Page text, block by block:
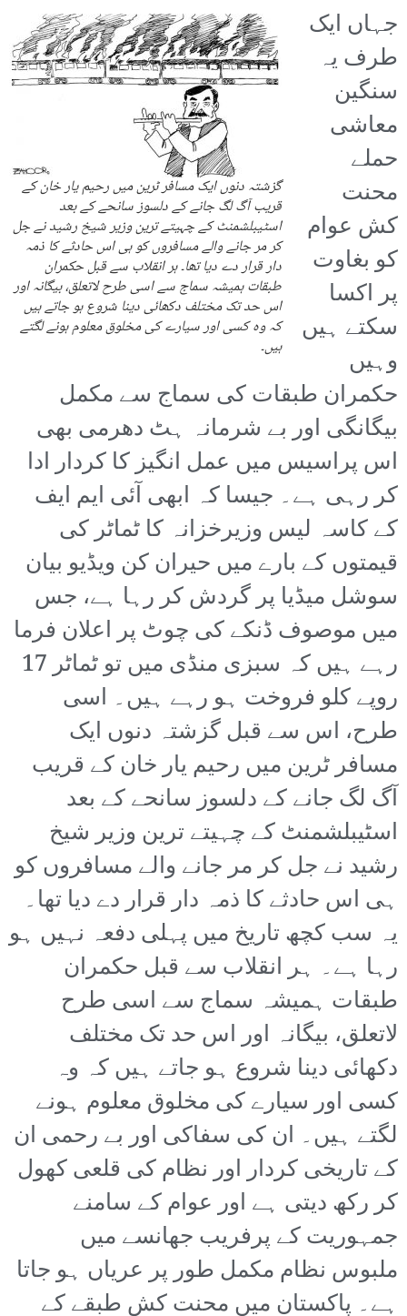
گزشتہ دنوں ایک مسافر ٹرین میں رحیم یار خان کے
قریب آگ لگ جانے کے دلسوز سانحے کے بعد
اسٹیبلشمنٹ کے چہیتے ترین وزیر شیخ رشید نے جل
کر مر جانے والے مسافروں کو ہی اس حادثے کا ذمہ
دار قرار دے دیا تھا۔ ہر انقلاب سے قبل حکمران
طبقات ہمیشہ سماج سے اسی طرح لاتعلق، بیگانہ اور
اس حد تک مختلف دکھائی دینا شروع ہو جاتے ہیں
کہ وہ کسی اور سیارے کی مخلوق معلوم ہونے لگتے
ہیں۔
جہاں ایک
طرف یہ
سنگین
معاشی
حملے
محنت
کش عوام
کو بغاوت
پر اکسا
سکتے ہیں
وہیں
حکمران طبقات کی سماج سے مکمل
بیگانگی اور بے شرمانہ ہٹ دھرمی بھی
اس پراسیس میں عمل انگیز کا کردار ادا
کر رہی ہے۔ جیسا کہ ابھی آئی ایم ایف
کے کاسہ لیس وزیرخزانہ کا ٹماٹر کی
قیمتوں کے بارے میں حیران کن ویڈیو بیان
سوشل میڈیا پر گردش کر رہا ہے، جس
میں موصوف ڈنکے کی چوٹ پر اعلان فرما
رہے ہیں کہ سبزی منڈی میں تو ٹماٹر 17
روپے کلو فروخت ہو رہے ہیں۔ اسی
طرح، اس سے قبل گزشتہ دنوں ایک
مسافر ٹرین میں رحیم یار خان کے قریب
آگ لگ جانے کے دلسوز سانحے کے بعد
اسٹیبلشمنٹ کے چہیتے ترین وزیر شیخ
رشید نے جل کر مر جانے والے مسافروں کو
ہی اس حادثے کا ذمہ دار قرار دے دیا تھا۔
یہ سب کچھ تاریخ میں پہلی دفعہ نہیں ہو
رہا ہے۔ ہر انقلاب سے قبل حکمران
طبقات ہمیشہ سماج سے اسی طرح
لاتعلق، بیگانہ اور اس حد تک مختلف
دکھائی دینا شروع ہو جاتے ہیں کہ وہ
کسی اور سیارے کی مخلوق معلوم ہونے
لگتے ہیں۔ ان کی سفاکی اور بے رحمی ان
کے تاریخی کردار اور نظام کی قلعی کھول
کر رکھ دیتی ہے اور عوام کے سامنے
جمہوریت کے پرفریب جھانسے میں
ملبوس نظام مکمل طور پر عریاں ہو جاتا
ہے۔ پاکستان میں محنت کش طبقے کے